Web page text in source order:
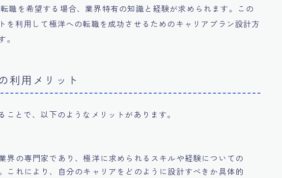
職を希望する場合、業界特有の知識と経験が求められます。この
を利用して極洋への転職を成功させるためのキャリアプラン設計方
利用メリット
とで、以下のようなメリットがあります。
界の専門家であり、極洋に求められるスキルや経験についての
これにより、自分のキャリアをどのように設計すべきか具体的